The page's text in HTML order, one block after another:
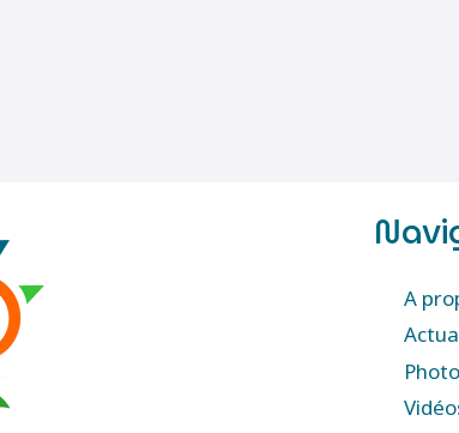
A